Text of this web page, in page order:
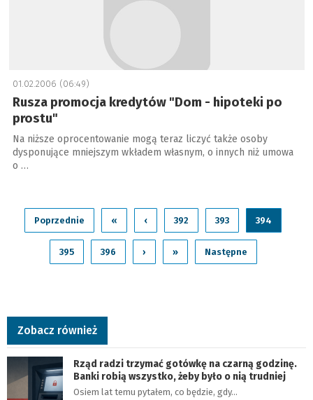
01.02.2006 (06:49)
Rusza promocja kredytów "Dom - hipoteki po
prostu"
Na niższe oprocentowanie mogą teraz liczyć także osoby
dysponujące mniejszym wkładem własnym, o innych niż umowa
o …
Poprzednie « ‹ 392 393 394
395 396 › » Następne
Zobacz również
Rząd radzi trzymać gotówkę na czarną godzinę.
Banki robią wszystko, żeby było o nią trudniej
Osiem lat temu pytałem, co będzie, gdy…